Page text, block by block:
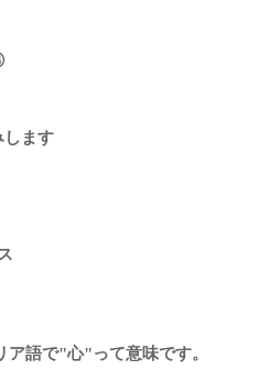
します
ア語で"心"って意味です。